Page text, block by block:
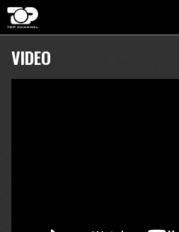
VIDEO